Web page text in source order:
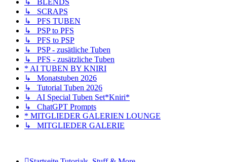
↳ BLENDS
↳ SCRAPS
↳ PFS TUBEN
↳ PSP to PFS
↳ PFS to PSP
↳ PSP - zusätliche Tuben
↳ PFS - zusätzliche Tuben
* AI TUBEN BY KNIRI
↳ Monatstuben 2026
↳ Tutorial Tuben 2026
↳ AI Special Tuben Set*Kniri*
↳ ChatGPT Prompts
* MITGLIEDER GALERIEN LOUNGE
↳ MITGLIEDER GALERIE